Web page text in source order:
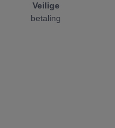
Veilige
betaling